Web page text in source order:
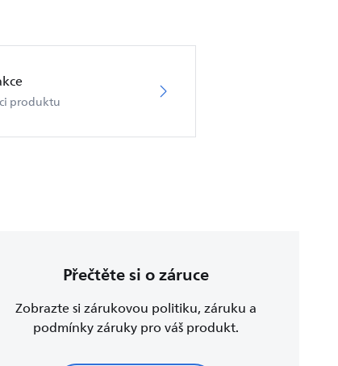
produktu
Přečtěte si o záruce
Zobrazte si zárukovou politiku, záruku a
podmínky záruky pro váš produkt.